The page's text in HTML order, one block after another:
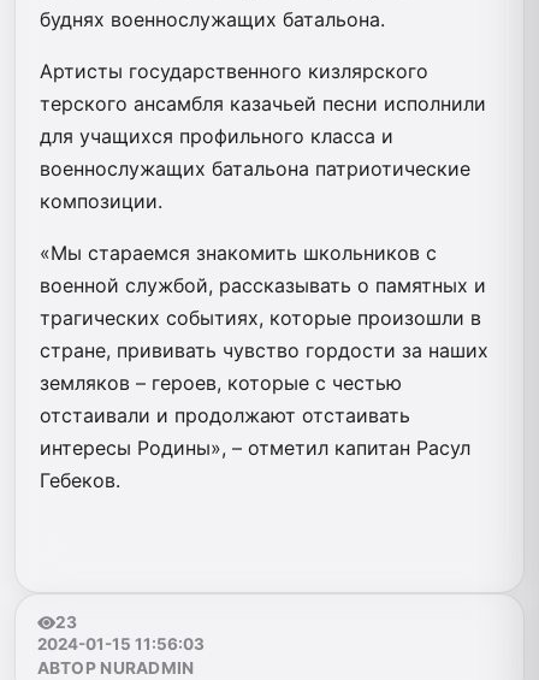
буднях военнослужащих батальона.
Артисты государственного кизлярского
терского ансамбля казачьей песни исполнили
для учащихся профильного класса и
военнослужащих батальона патриотические
композиции.
«Мы стараемся знакомить школьников с
военной службой, рассказывать о памятных и
трагических событиях, которые произошли в
стране, прививать чувство гордости за наших
земляков – героев, которые с честью
отстаивали и продолжают отстаивать
интересы Родины», – отметил капитан Расул
Гебеков.
23
2024-01-15 11:56:03
АВТОР NURADMIN